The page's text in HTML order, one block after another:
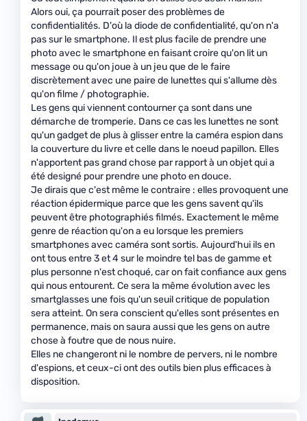
Alors oui, ça pourrait poser des problèmes de
confidentialités. D'où la diode de confidentialité, qu'on n'a
pas sur le smartphone. Il est plus facile de prendre une
photo avec le smartphone en faisant croire qu'on lit un
message ou qu'on joue à un jeu que de le faire
discrètement avec une paire de lunettes qui s'allume dès
qu'on filme / photographie.
Les gens qui viennent contourner ça sont dans une
démarche de tromperie. Dans ce cas les lunettes ne sont
qu'un gadget de plus à glisser entre la caméra espion dans
la couverture du livre et celle dans le noeud papillon. Elles
n'apportent pas grand chose par rapport à un objet qui a
été designé pour prendre une photo en douce.
Je dirais que c'est même le contraire : elles provoquent une
réaction épidermique parce que les gens savent qu'ils
peuvent être photographiés filmés. Exactement le même
genre de réaction qu'on a eu lorsque les premiers
smartphones avec caméra sont sortis. Aujourd'hui ils en
ont tous entre 3 et 4 sur le moindre tel bas de gamme et
plus personne n'est choqué, car on fait confiance aux gens
qui nous entourent. Ce sera la même évolution avec les
smartglasses une fois qu'un seuil critique de population
sera atteint. On sera conscient qu'elles sont présentes en
permanence, mais on saura aussi que les gens on autre
chose à foutre que de nous nuire.
Elles ne changeront ni le nombre de pervers, ni le nombre
d'espions, et ceux-ci ont des outils bien plus efficaces à
disposition.